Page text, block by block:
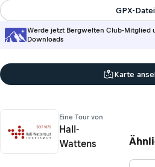
Werde jetzt Bergwelten Club-Mitglied
Downloads
GPX-Datei
Karte
Eine Tour von
Hall-
Wattens